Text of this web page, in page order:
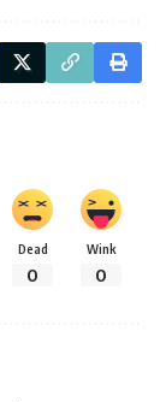
Dead
0
Wink
0